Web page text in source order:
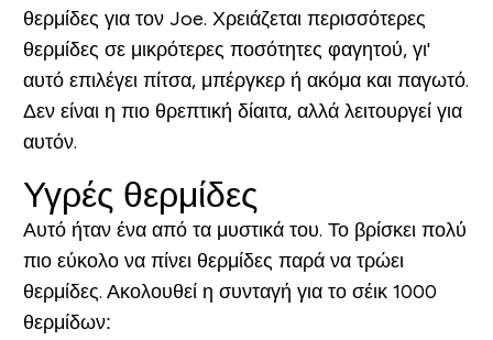
θερμίδες για τον Joe. Χρειάζεται περισσότερες
θερμίδες σε μικρότερες ποσότητες φαγητού, γι'
αυτό επιλέγει πίτσα, μπέργκερ ή ακόμα και παγωτό.
Δεν είναι η πιο θρεπτική δίαιτα, αλλά λειτουργεί για
αυτόν.
Υγρές θερμίδες
Αυτό ήταν ένα από τα μυστικά του. Το βρίσκει πολύ
πιο εύκολο να πίνει θερμίδες παρά να τρώει
θερμίδες. Ακολουθεί η συνταγή για το σέικ 1000
θερμίδων: